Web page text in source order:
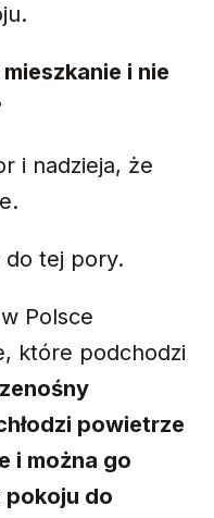
i nie
i nadzieja, że
do tej pory.
Polsce
które podchodzi
powietrze
i można go
pokoju do